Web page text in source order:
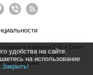
удобства на сайте.
на использование
Закрыть!
и нажмите Ctrl + Enter
сайта запрещено.
людьми